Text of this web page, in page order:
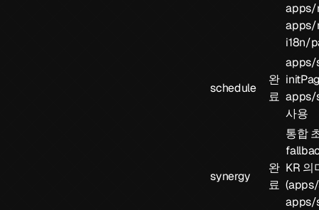
apps/
apps/
i18n/
schedule
완
료
apps/
apps/
사용
synergy
완
료
통합
KR 의
(
apps/